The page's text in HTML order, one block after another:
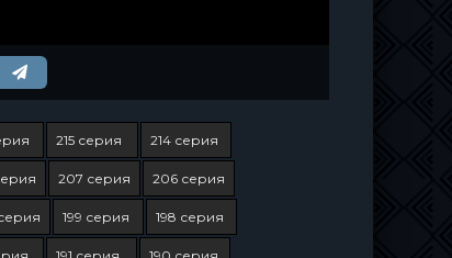
215 серия 214 серия
207 серия 206 серия
199 серия 198 серия